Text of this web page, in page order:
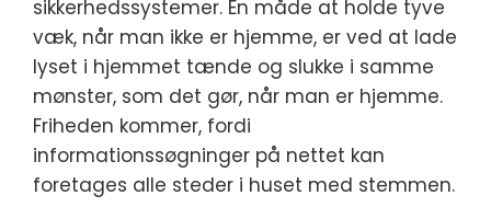
sikkerhedssystemer. En måde at holde tyve
væk, når man ikke er hjemme, er ved at lade
lyset i hjemmet tænde og slukke i samme
mønster, som det gør, når man er hjemme.
Friheden kommer, fordi
informationssøgninger på nettet kan
foretages alle steder i huset med stemmen.